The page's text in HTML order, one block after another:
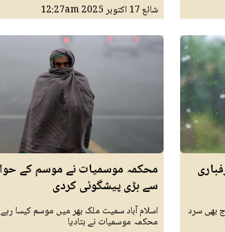
شائع17 اکتوبر 2025 12:27am
بھی سرد
محکمہ موسمیات نے موسم کے
سے بڑی پیشگوئی کردی
اسلام آباد سمیت ملک بھر میں موسم کیسا رہے
محکمہ موسمیات نے بتادیا